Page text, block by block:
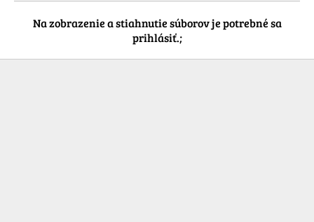
Na zobrazenie a stiahnutie súborov je potrebné sa
prihlásiť.;